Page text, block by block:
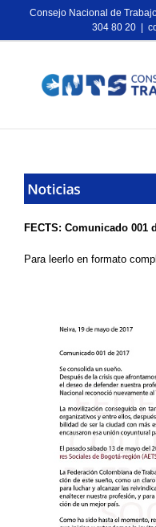
Consejo Nacional de
304 80 20
FECTS: Comunicado 001
Para leerlo en formato